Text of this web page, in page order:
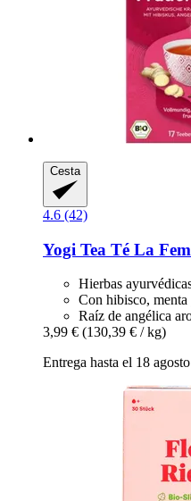
Cesta
4.6 (42)
Yogi Tea Té La
Hierbas
Con hibisco,
Raíz de angélica
3,99 € (130,39 € / kg)
Entrega hasta el 18 agosto